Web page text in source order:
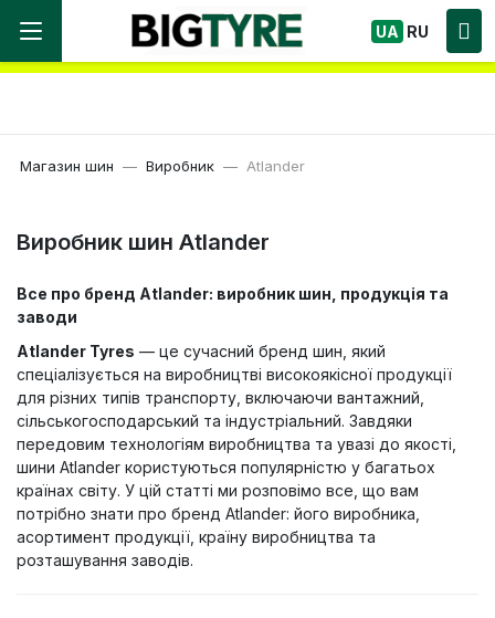
Ми працюємо! Великий вибір Шин, швидка
доставка по Україні!
UA RU
Магазин шин Виробник Atlander
Виробник шин Atlander
Все про бренд Atlander: виробник шин, продукція та
заводи
Atlander Tyres — це сучасний бренд шин, який
спеціалізується на виробництві високоякісної продукції
для різних типів транспорту, включаючи вантажний,
сільськогосподарський та індустріальний. Завдяки
передовим технологіям виробництва та увазі до якості,
шини Atlander користуються популярністю у багатьох
країнах світу. У цій статті ми розповімо все, що вам
потрібно знати про бренд Atlander: його виробника,
асортимент продукції, країну виробництва та
розташування заводів.